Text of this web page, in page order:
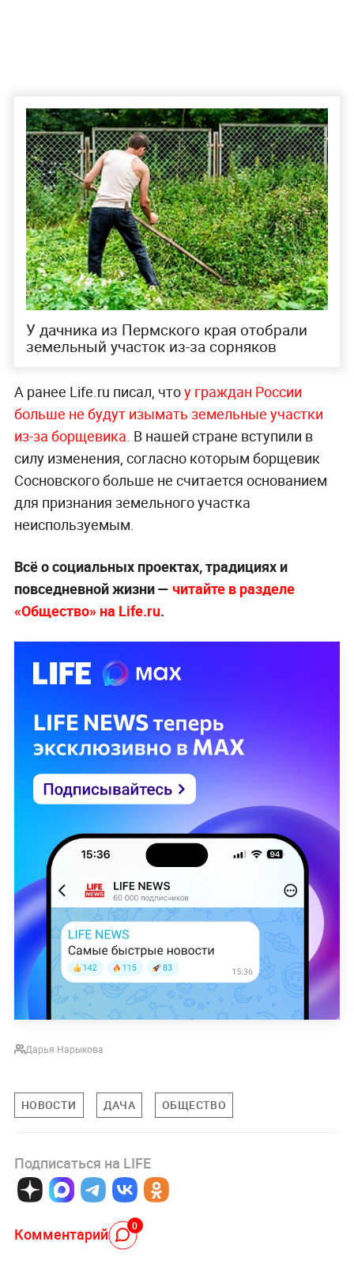
У дачника из Пермского края отобрали
земельный участок из-за сорняков
А ранее Life.ru писал, чтоу граждан России
больше не будут изымать земельные участки
из-за борщевика. В нашей стране вступили в
силу изменения, согласно которым борщевик
Сосновского больше не считается основанием
для признания земельного участка
неиспользуемым.
Всё о социальных проектах, традициях и
повседневной жизни — читайте в разделе
«Общество» на Life.ru.
Дарья Нарыкова
НОВОСТИ ДАЧА ОБЩЕСТВО
Подписаться на LIFE
Комментарий 0